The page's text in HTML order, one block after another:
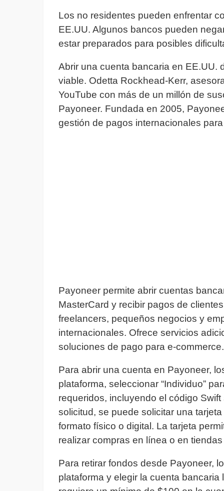
Los no residentes pueden enfrentar
EE.UU. Algunos bancos pueden
estar preparados para posibles
Abrir una cuenta bancaria en EE.UU.
viable. Odetta Rockhead-Kerr,
YouTube con más de un millón de
Payoneer. Fundada en 2005,
gestión de pagos internacionales
Payoneer permite abrir cuentas
MasterCard y recibir pagos de
freelancers, pequeños negocios y
internacionales. Ofrece servicios
soluciones de pago para e-commerce.
Para abrir una cuenta en Payoneer,
plataforma, seleccionar “Individuo”
requeridos, incluyendo el código
solicitud, se puede solicitar una
formato físico o digital. La tarjeta
realizar compras en línea o en
Para retirar fondos desde Payoneer,
plataforma y elegir la cuenta